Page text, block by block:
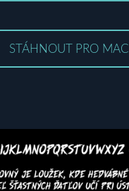
STÁHNOUT PRO MAC